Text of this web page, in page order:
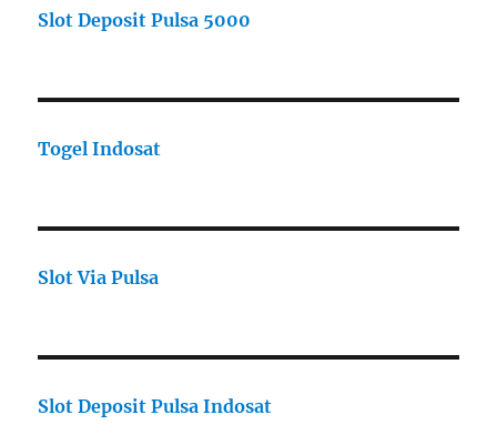
Slot Deposit Pulsa 5000
Togel Indosat
Slot Via Pulsa
Slot Deposit Pulsa Indosat